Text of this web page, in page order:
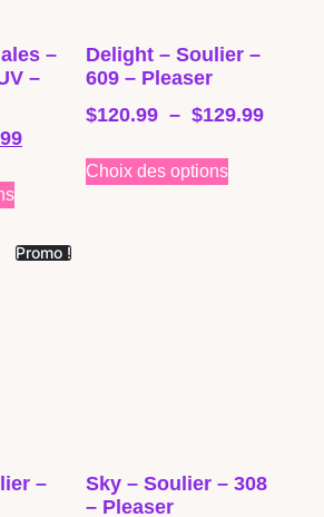
–
–
Delight – Soulier –
609 – Pleaser
$120.99 – $129.99
Choix des options
Promo !
–
Sky – Soulier – 308
– Pleaser